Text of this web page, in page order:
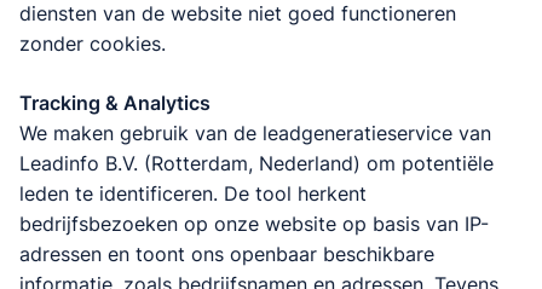
diensten van de website niet goed functioneren
zonder cookies.
Tracking & Analytics
We maken gebruik van de leadgeneratieservice van
Leadinfo B.V. (Rotterdam, Nederland) om potentiële
leden te identificeren. De tool herkent
bedrijfsbezoeken op onze website op basis van IP-
adressen en toont ons openbaar beschikbare
informatie, zoals bedrijfsnamen en adressen. Tevens